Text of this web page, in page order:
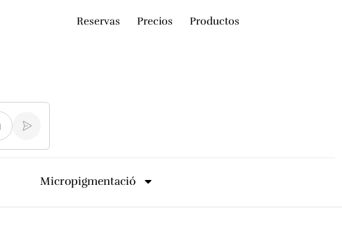
Reservas Precios Productos
Micropigmentació